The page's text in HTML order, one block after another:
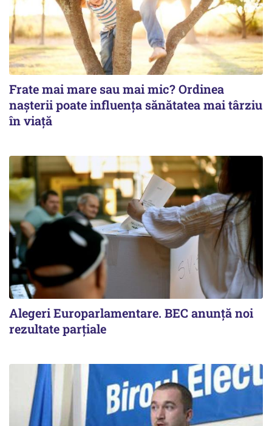
Frate mai mare sau mai mic? Ordinea
nașterii poate influența sănătatea mai târziu
în viață
Alegeri Europarlamentare. BEC anunţă noi
rezultate parţiale